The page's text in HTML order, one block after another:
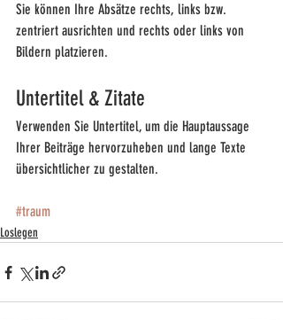
Sie können Ihre Absätze rechts, links bzw.
zentriert ausrichten und rechts oder links von
Bildern platzieren.
Untertitel & Zitate
Verwenden Sie Untertitel, um die Hauptaussage
Ihrer Beiträge hervorzuheben und lange Texte
übersichtlicher zu gestalten.
#traum
Loslegen